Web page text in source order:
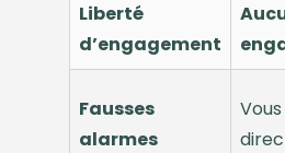
Liberté
d’engagement
Fausses
alarmes